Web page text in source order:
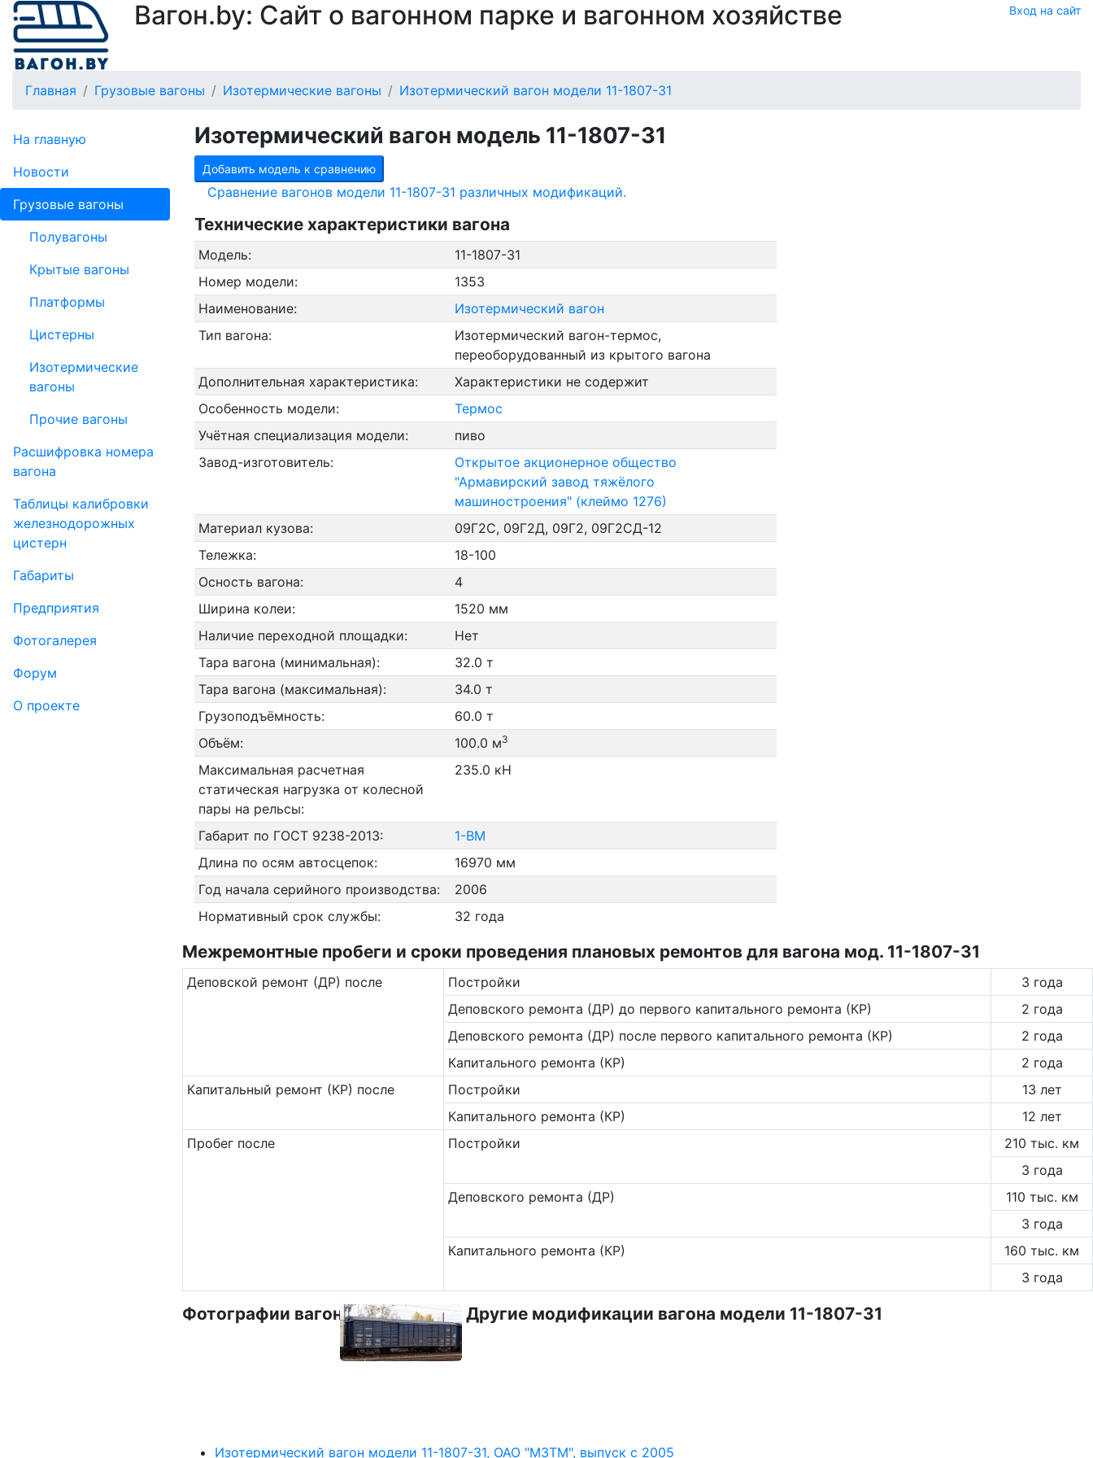
Вагон.by: Сайт о вагонном парке и вагонном хозяйстве Вход на сайт
Главная Грузовые вагоны Изотермические вагоны Изотермический вагон модели 11-1807-31
На главную
Новости
Грузовые вагоны
Полувагоны
Крытые вагоны
Платформы
Цистерны
Изотермические
вагоны
Прочие вагоны
Рас­шифров­ка номера
вагона
Таблицы калибровки
же­лезно­дорожных
цистерн
Габариты
Пред­прия­тия
Фо­то­га­ле­рея
Форум
О проекте
Изотермический вагон модель 11-1807-31
Добавить модель к сравнению
Сравнение вагонов модели 11-1807-31 различных модификаций.
Технические характеристики вагона
Модель:
11-1807-31
Номер модели:
1353
Наименование:
Изотермический вагон
Тип вагона:
Изотермический вагон-термос,
переоборудованный из крытого вагона
Дополнительная характеристика:
Характеристики не содержит
Особенность модели:
Термос
Учётная специализация модели:
пиво
Завод-изготовитель:
Открытое акционерное общество
"Армавирский завод тяжёлого
машиностроения" (клеймо 1276)
Материал кузова:
09Г2С, 09Г2Д, 09Г2, 09Г2СД-12
Тележка:
18-100
Осность вагона:
4
Ширина колеи:
1520 мм
Наличие переходной площадки:
Нет
Тара вагона (минимальная):
32.0 т
Тара вагона (максимальная):
34.0 т
Грузоподъёмность:
60.0 т
Объём:
100.0 м3
Максимальная расчетная
статическая нагрузка от колесной
пары на рельсы:
235.0 кН
Габарит по ГОСТ 9238-2013:
1-ВМ
Длина по осям автосцепок:
16970 мм
Год начала серийного производства:
2006
Нормативный срок службы:
32 года
Межремонтные пробеги и сроки проведения плановых ремонтов для вагона мод. 11-1807-31
Де­повс­кой ремонт (ДР) после Постройки
3 года
Деповского ремонта (ДР) до первого капитального ремонта (КР)
2 года
Деповского ремонта (ДР) после первого капитального ремонта (КР)
2 года
Капитального ремонта (КР)
2 года
Ка­пи­таль­ный ремонт (КР) после
Постройки
13 лет
Капитального ремонта (КР)
12 лет
Пробег после
Постройки
210 тыс. км
3 года
Деповского ремонта (ДР)
110 тыс. км
3 года
Капитального ремонта (КР)
160 тыс. км
3 года
Фотографии вагона Другие модификации вагона модели 11-1807-31
Изотермический вагон модели 11-1807-31, ОАО "МЗТМ", выпуск с 2005